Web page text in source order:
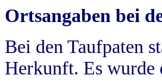
Ortsangaben bei
Bei den Taufpaten
Herkunft. Es wurde